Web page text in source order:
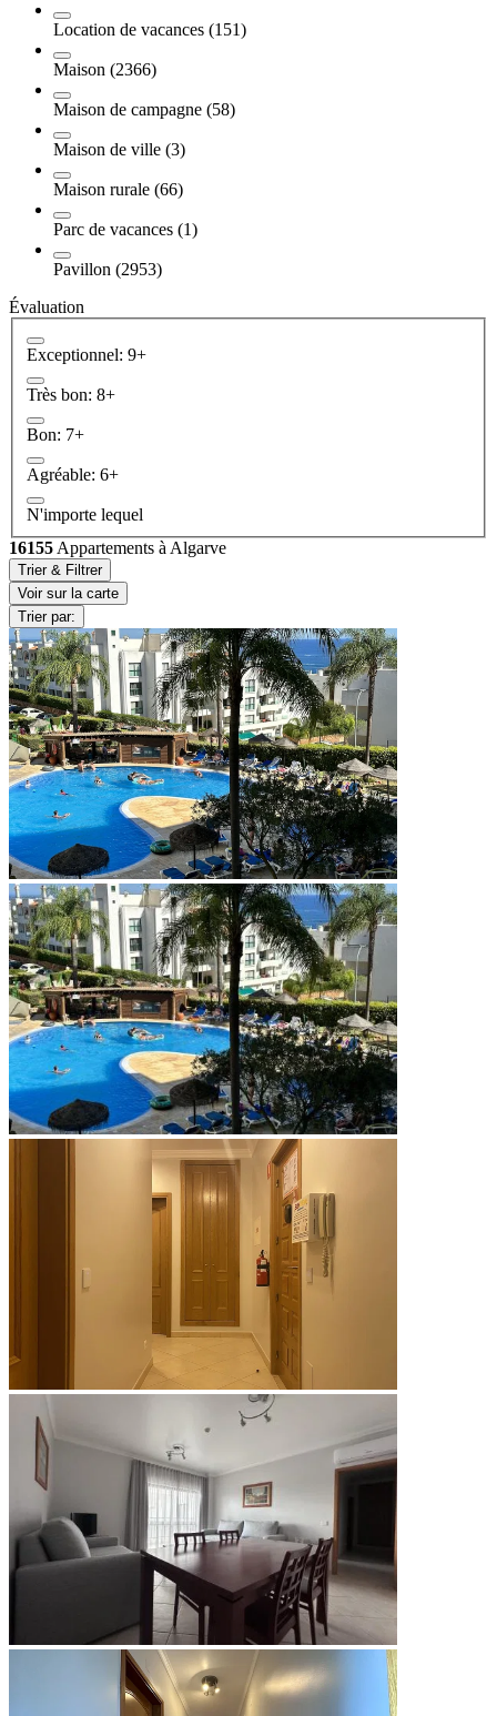
Location de vacances (151)
Maison (2366)
Maison de campagne (58)
Maison de ville (3)
Maison rurale (66)
Parc de vacances (1)
Pavillon (2953)
Évaluation
Exceptionnel: 9+
Très bon: 8+
Bon: 7+
Agréable: 6+
N'importe lequel
16155 Appartements à Algarve
Trier & Filtrer
Voir sur la carte
Trier par: